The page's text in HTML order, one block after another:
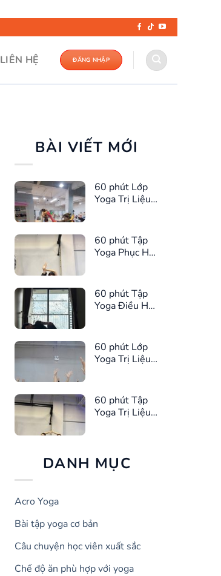
LIÊN HỆ ĐĂNG NHẬP
BÀI VIẾT MỚI
60 phút Lớp
Yoga Trị Liệu
60 phút Tập
Yoga Phục Hồi
60 phút Tập
Yoga Điều Hòa
60 phút Lớp
Yoga Trị Liệu
60 phút Tập
Yoga Trị Liệu
DANH MỤC
Acro Yoga
Bài tập yoga cơ bản
Câu chuyện học viên xuất sắc
Chế độ ăn phù hợp với yoga